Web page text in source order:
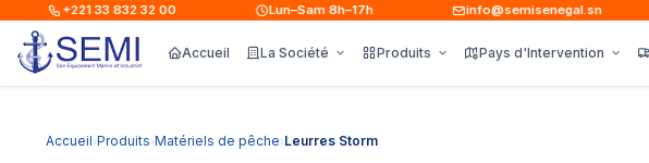
+221 33 832 32 00 Lun–Sam 8h–17h info@semisenegal.sn
Accueil La Société Produits Pays d'Intervention
Accueil›Produits›Matériels de pêche›Leurres Storm